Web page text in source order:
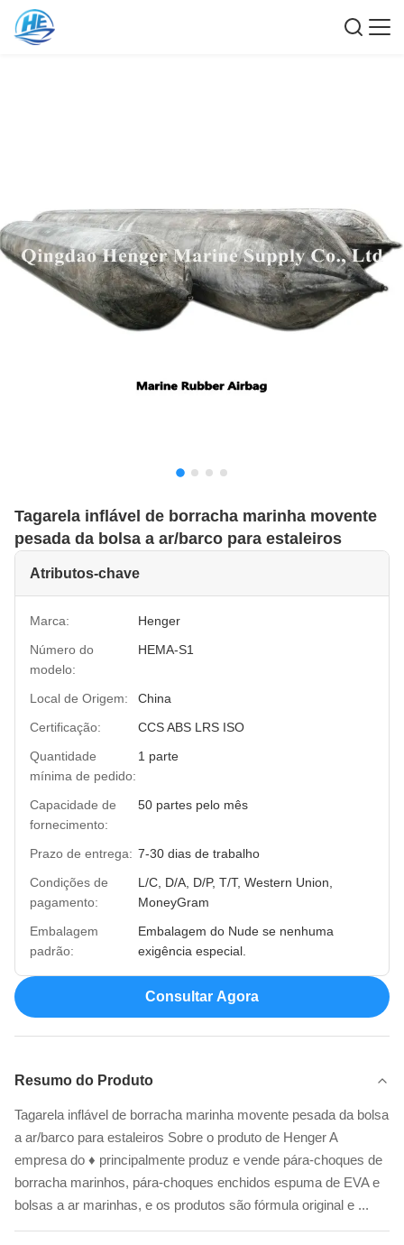
Tagarela inflável de borracha marinha movente
pesada da bolsa a ar/barco para estaleiros
Atributos-chave
Marca:
Henger
Número do
modelo:
HEMA-S1
Local de Origem:
China
Certificação:
CCS ABS LRS ISO
Quantidade
mínima de pedido:
1 parte
Capacidade de
fornecimento:
50 partes pelo mês
Prazo de entrega: 7-30 dias de trabalho
Condições de
pagamento:
L/C, D/A, D/P, T/T, Western Union,
MoneyGram
Embalagem
padrão:
Embalagem do Nude se nenhuma
exigência especial.
Consultar Agora
Resumo do Produto
Tagarela inflável de borracha marinha movente pesada da bolsa
a ar/barco para estaleiros Sobre o produto de Henger A
empresa do ♦ principalmente produz e vende pára-choques de
borracha marinhos, pára-choques enchidos espuma de EVA e
bolsas a ar marinhas, e os produtos são fórmula original e ...